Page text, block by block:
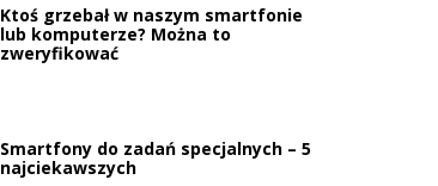
Ktoś grzebał w naszym smartfonie
lub komputerze? Można to
zweryfikować
Smartfony do zadań specjalnych – 5
najciekawszych